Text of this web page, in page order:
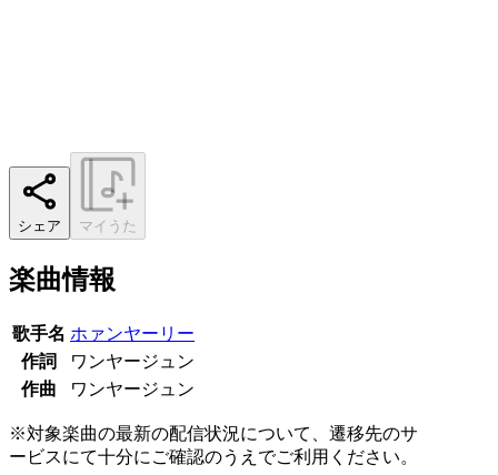
シェア マイうた
楽曲情報
歌手名 ホァンヤーリー
作詞
ワンヤージュン
作曲
ワンヤージュン
※対象楽曲の最新の配信状況について、遷移先のサ
ービスにて十分にご確認のうえでご利用ください。